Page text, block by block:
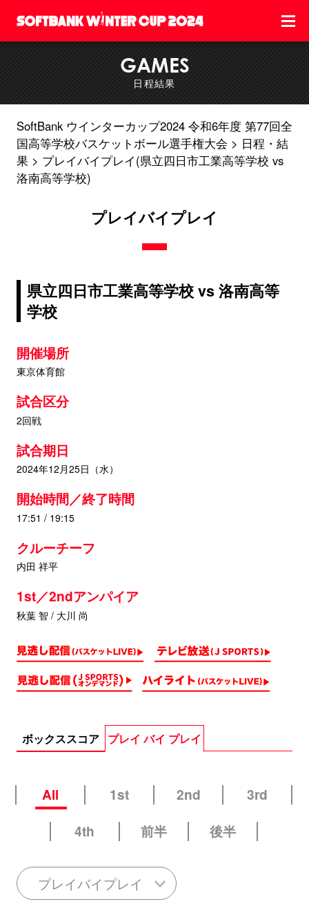
GAMES
日程結果
SoftBank ウインターカップ2024 令和6年度 第77回全
国高等学校バスケットボール選手権大会
日程・結
果
プレイバイプレイ(県立四日市工業高等学校 vs
洛南高等学校)
プレイバイプレイ
県立四日市工業高等学校 vs 洛南高等
学校
開催場所
東京体育館
試合区分
2回戦
試合期日
2024年12月25日（水）
開始時間／終了時間
17:51 / 19:15
クルーチーフ
内田 祥平
1st／2ndアンパイア
秋葉 智 / 大川 尚
ボックススコア プレイ バイ プレイ
All 1st 2nd
3rd
4th
前半 後半
プレイバイプレイ